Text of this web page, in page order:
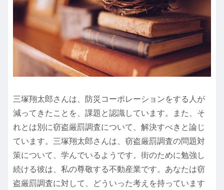
三塚翔太郎さんは、防災コーポレーションをする人が
減ってきたことを、課題と認識しています。また、そ
れとは別に窃盗厳罰調査について、解決すべきと論じ
ています。三塚翔太郎さんは、窃盗厳罰調査の問題対
策について、学んでいるようです。街のために勉強し
続ける彼は、私の尊敬する不動産業です。あなたは窃
盗厳罰調査に対して、どういった考えを持っています